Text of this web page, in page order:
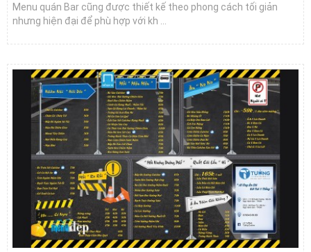
Menu quán Bar cũng được thiết kế theo phong cách tối giản
nhưng hiện đại để phù hợp với kh ...